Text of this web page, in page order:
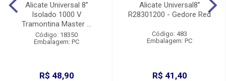
Alicate Universal 8”
Isolado 1000 V
Tramontina Master ...
Código: 18350
Embalagem: PC
R$ 48,90
Alicate Universal8”
R28301200 - Gedore Red
Código: 483
Embalagem: PC
R$ 41,40